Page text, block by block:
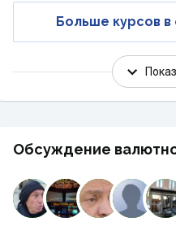
Больше курсов в
Обсуждение